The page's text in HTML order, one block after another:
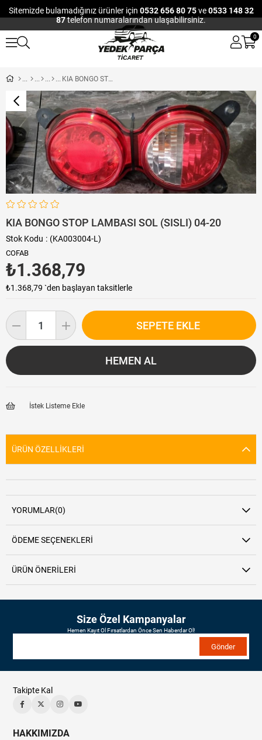
Sitemizde bulamadığınız ürünler için 0532 656 80 75ve0533 148 32
87telefon numaralarından ulaşabilirsiniz.
0
KIA BONGO STOP LAMBASI SOL (SISLI) 04-20
KIA BONGO STOP LAMBASI SOL (SISLI) 04-20
Stok Kodu (KA003004-L)
COFAB
₺1.368,79
₺1.368,79 `den başlayan taksitlerle
İstek Listeme Ekle
ÜRÜN ÖZELLIKLERI
YORUMLAR(0)
ÖDEME SEÇENEKLERI
ÜRÜN ÖNERILERI
Size Özel Kampanyalar
Hemen Kayıt Ol Fırsatlardan Önce Sen Haberdar Ol!
Gönder
Takipte Kal
HAKKIMIZDA